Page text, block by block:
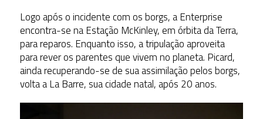
Logo após o incidente com os borgs, a Enterprise
encontra-se na Estação McKinley, em órbita da Terra,
para reparos. Enquanto isso, a tripulação aproveita
para rever os parentes que vivem no planeta. Picard,
ainda recuperando-se de sua assimilação pelos borgs,
volta a La Barre, sua cidade natal, após 20 anos.